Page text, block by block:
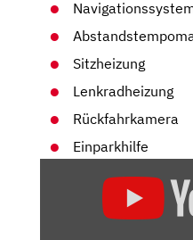
Sitzheizung
Lenkradheizung
Rückfahrkamera
Einparkhilfe